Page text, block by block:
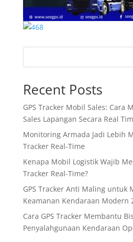
Recent Posts
GPS Tracker Mobil Sales: Cara
Sales Lapangan Secara Real
Monitoring Armada Jadi Lebih
Tracker Real-Time
Kenapa Mobil Logistik Wajib
Tracker Real-Time?
GPS Tracker Anti Maling untuk
Keamanan Kendaraan Modern
Cara GPS Tracker Membantu
Penyalahgunaan Kendaraan